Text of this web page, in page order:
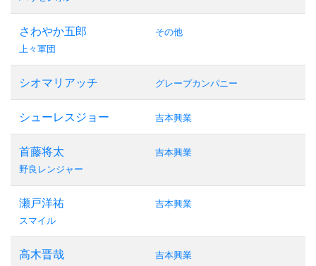
さわやか五郎
上々軍団
その他
シオマリアッチ グレープカンパニー
シューレスジョー 吉本興業
首藤将太
野良レンジャー
吉本興業
瀬戸洋祐
スマイル
吉本興業
高木晋哉 吉本興業